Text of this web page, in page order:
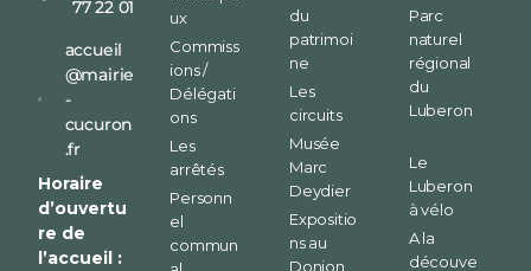
77 22 01
accueil
@mairie
-
cucuron
.fr
Horaire
d’ouvertu
re de
l’accueil :
ux
Commiss
ions /
Délégati
ons
Les
arrêtés
Personn
el
commun
du
patrimoi
ne
Les
circuits
Musée
Marc
Deydier
Expositio
ns au
Donjon
Parc
naturel
régional
du
Luberon
Le
Luberon
à vélo
A la
découve